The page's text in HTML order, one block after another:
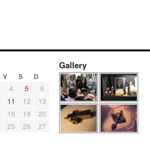
V S D
4 5
6
11 12
13
18 19
20
25 26
27
Gallery